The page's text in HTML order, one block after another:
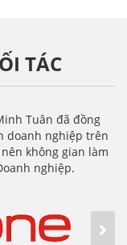
TÁC
Tuân đã đồng
doanh nghiệp trên
không gian làm
nghiệp.